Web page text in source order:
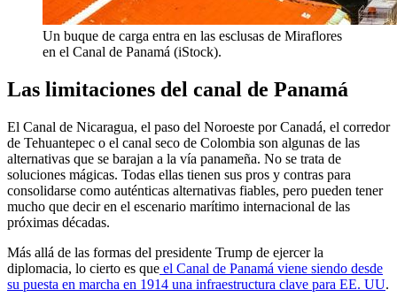
Un buque de carga entra en las esclusas de Miraflores
en el Canal de Panamá (iStock).
Las limitaciones del canal de Panamá
El Canal de Nicaragua, el paso del Noroeste por Canadá, el corredor
de Tehuantepec o el canal seco de Colombia son algunas de las
alternativas que se barajan a la vía panameña. No se trata de
soluciones mágicas. Todas ellas tienen sus pros y contras para
consolidarse como auténticas alternativas fiables, pero pueden tener
mucho que decir en el escenario marítimo internacional de las
próximas décadas.
Más allá de las formas del presidente Trump de ejercer la
diplomacia, lo cierto es que el Canal de Panamá viene siendo desde
su puesta en marcha en 1914 una infraestructura clave para EE. UU.